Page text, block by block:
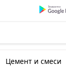
Цемент и смеси